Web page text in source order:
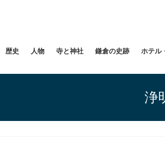
歴史 人物 寺と神社 鎌倉の史跡 ホテル
浄